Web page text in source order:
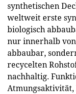
synthetischen
weltweit erste
biologisch
nur innerhalb
abbaubar,
recycelten
nachhaltig.